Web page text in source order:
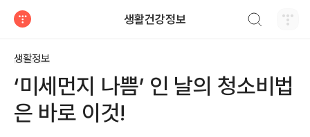
생활건강정보
생활정보
‘미세먼지 나쁨’ 인 날의 청소비법
은 바로 이것!